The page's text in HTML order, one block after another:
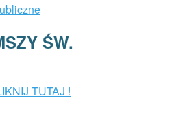
ŚW.
TUTAJ !